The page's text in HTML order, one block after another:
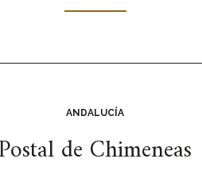
ANDALUCÍA
de Chimeneas